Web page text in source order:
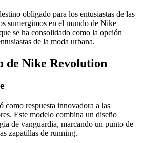
obligado para los entusiastas de las
sumergimos en el mundo de Nike
se ha consolidado como la opción
de la moda urbana.
de Nike Revolution
respuesta innovadora a las
Este modelo combina un diseño
de vanguardia, marcando un punto de
zapatillas de running.